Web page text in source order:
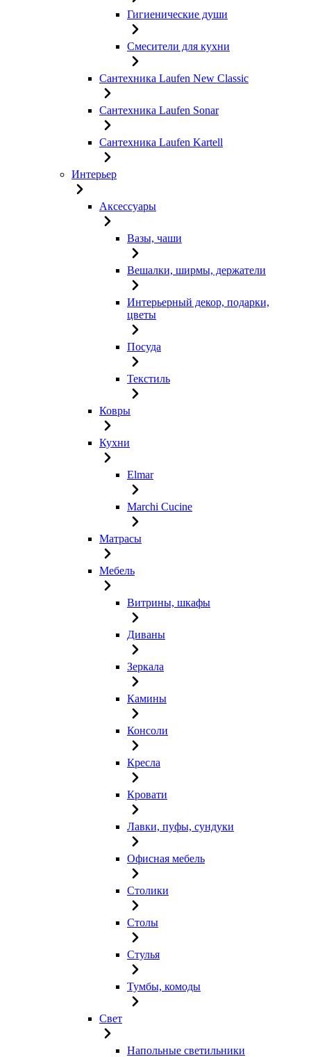
Гигиенические души
Смесители для кухни
Сантехника Laufen New Classic
Сантехника Laufen Sonar
Сантехника Laufen Kartell
Интерьер
Аксессуары
Вазы, чаши
Вешалки, ширмы, держатели
Интерьерный декор, подарки,
цветы
Посуда
Текстиль
Ковры
Кухни
Elmar
Marchi Cucine
Матрасы
Мебель
Витрины, шкафы
Диваны
Зеркала
Камины
Консоли
Кресла
Кровати
Лавки, пуфы, сундуки
Офисная мебель
Столики
Столы
Стулья
Тумбы, комоды
Свет
Напольные светильники